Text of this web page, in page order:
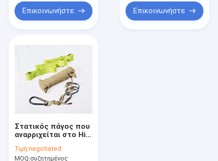
Επικοινωνήστε Επικοινωνήστε
Στατικός πάγος που
αναρριχείται στο Hill
στο σχοινί 10M 32ft
Τιμή:negotiated
MOQ:συζητημένος